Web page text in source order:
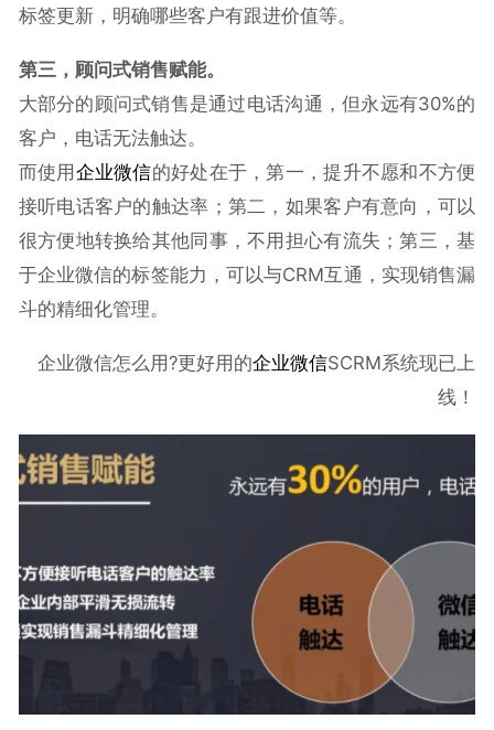
标签更新，明确哪些客户有跟进价值等。
第三，顾问式销售赋能。
大部分的顾问式销售是通过电话沟通，但永远有30%的
客户，电话无法触达。
而使用 企业微信的好处在于，第一，提升不愿和不方便
接听电话客户的触达率；第二，如果客户有意向，可以
很方便地转换给其他同事，不用担心有流失；第三，基
于企业微信的标签能力，可以与CRM互通，实现销售漏
斗的精细化管理。
企业微信怎么用?更好用的企业微信SCRM系统现已上
线！